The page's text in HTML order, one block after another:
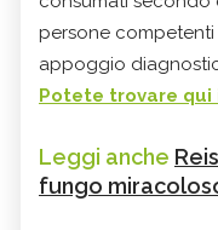
persone
appoggio
Potete trovare qui
Leggi anche
fungo